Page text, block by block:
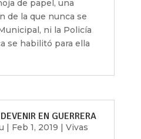
de papel, una
de la que nunca se
ni la Policía
se habilitó para ella
EN GUERRERA
| Feb 1, 2019 | Vivas